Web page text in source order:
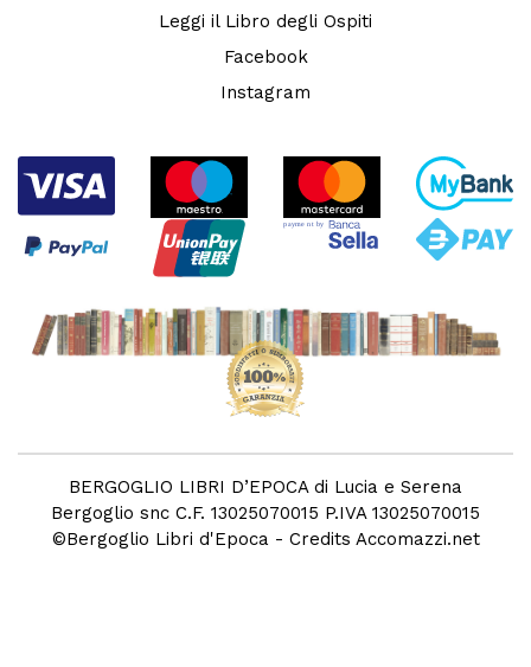
Leggi il Libro degli Ospiti
Facebook
Instagram
BERGOGLIO LIBRI D’EPOCA di Lucia e Serena
Bergoglio snc C.F. 13025070015 P.IVA 13025070015
©Bergoglio Libri d'Epoca - Credits Accomazzi.net